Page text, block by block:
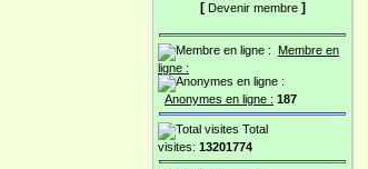
[ Devenir membre]
Membre en
ligne :
Anonymes en ligne : 187
Total
visites: 13201774